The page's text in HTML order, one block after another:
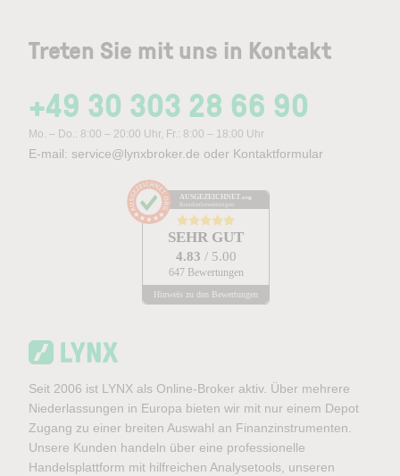
Treten Sie mit uns in Kontakt
+49 30 303 28 66 90
Mo. – Do.: 8:00 – 20:00 Uhr, Fr.: 8:00 – 18:00 Uhr
E-mail: service@lynxbroker.de oder Kontaktformular
AUSGEZEICHNET .org
Kundenbewertungen
SEHR GUT
4.83 / 5.00
647 Bewertungen
Hinweis zu den Bewertungen
Seit 2006 ist LYNX als Online-Broker aktiv. Über mehrere
Niederlassungen in Europa bieten wir mit nur einem Depot
Zugang zu einer breiten Auswahl an Finanzinstrumenten.
Unsere Kunden handeln über eine professionelle
Handelsplattform mit hilfreichen Analysetools, unseren